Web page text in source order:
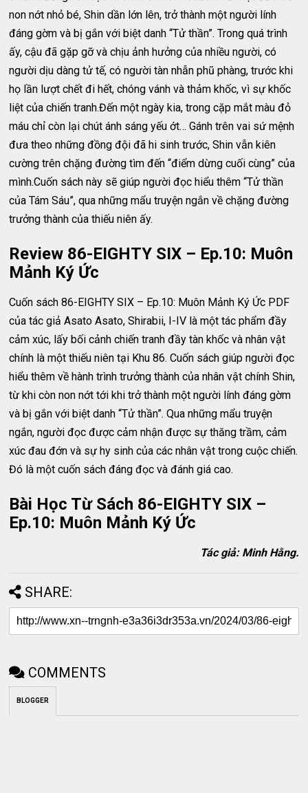
non nớt nhỏ bé, Shin dần lớn lên, trở thành một người lính
đáng gờm và bị gắn với biệt danh “Tử thần”. Trong quá trình
ấy, cậu đã gặp gỡ và chịu ảnh hưởng của nhiều người, có
người dịu dàng tử tế, có người tàn nhẫn phũ phàng, trước khi
họ lần lượt chết đi hết, chóng vánh và thảm khốc, vì sự khốc
liệt của chiến tranh.Đến một ngày kia, trong cặp mắt màu đỏ
máu chỉ còn lại chút ánh sáng yếu ớt… Gánh trên vai sứ mệnh
đưa theo những đồng đội đã hi sinh trước, Shin vẫn kiên
cường trên chặng đường tìm đến “điểm dừng cuối cùng” của
mình.Cuốn sách này sẽ giúp người đọc hiểu thêm “Tử thần
của Tám Sáu”, qua những mẩu truyện ngắn về chặng đường
trưởng thành của thiếu niên ấy.
Review 86-EIGHTY SIX – Ep.10: Muôn
Mảnh Ký Ức
Cuốn sách 86-EIGHTY SIX – Ep.10: Muôn Mảnh Ký Ức PDF
của tác giả Asato Asato, Shirabii, I-IV là một tác phẩm đầy
cảm xúc, lấy bối cảnh chiến tranh đầy tàn khốc và nhân vật
chính là một thiếu niên tại Khu 86. Cuốn sách giúp người đọc
hiểu thêm về hành trình trưởng thành của nhân vật chính Shin,
từ khi còn non nớt tới khi trở thành một người lính đáng gờm
và bị gắn với biệt danh “Tử thần”. Qua những mẩu truyện
ngắn, người đọc được cảm nhận được sự thăng trầm, cảm
xúc đau đớn và sự hy sinh của các nhân vật trong cuộc chiến.
Đó là một cuốn sách đáng đọc và đánh giá cao.
Bài Học Từ Sách 86-EIGHTY SIX –
Ep.10: Muôn Mảnh Ký Ức
Tác giả: Minh Hằng.
SHARE:
COMMENTS
BLOGGER